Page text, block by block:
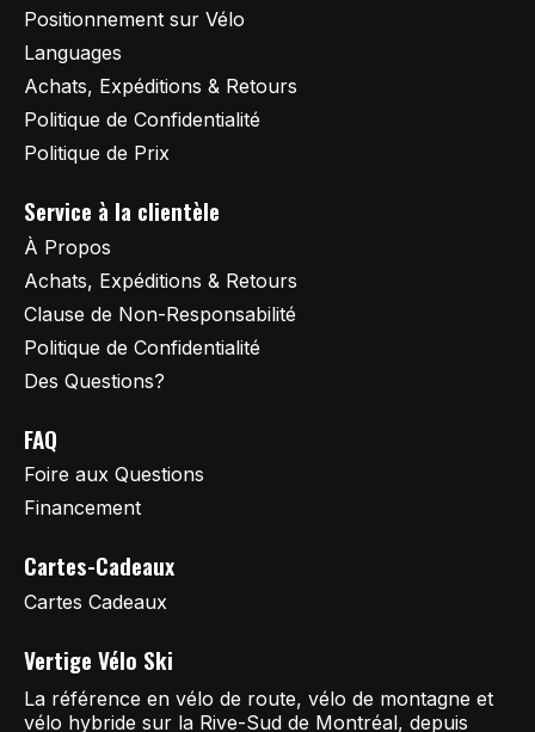
Positionnement sur Vélo
Languages
Achats, Expéditions & Retours
Politique de Confidentialité
Politique de Prix
Service à la clientèle
À Propos
Achats, Expéditions & Retours
Clause de Non-Responsabilité
Politique de Confidentialité
Des Questions?
FAQ
Foire aux Questions
Financement
Cartes-Cadeaux
Cartes Cadeaux
Vertige Vélo Ski
La référence en vélo de route, vélo de montagne et
vélo hybride sur la Rive-Sud de Montréal, depuis